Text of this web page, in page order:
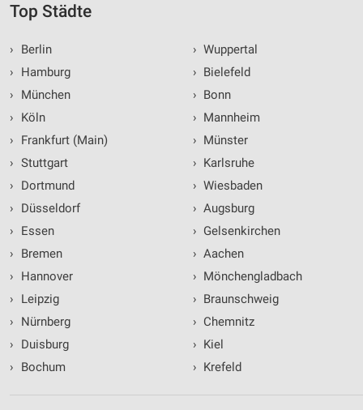
Top Städte
›
Berlin
›
Hamburg
›
München
›
Köln
›
Frankfurt (Main)
› Stuttgart
›
Dortmund
›
Düsseldorf
›
Essen
›
Bremen
›
Hannover
›
Leipzig
›
Nürnberg
›
Duisburg
›
Bochum
› Wuppertal
› Bielefeld
› Bonn
› Mannheim
› Münster
› Karlsruhe
› Wiesbaden
› Augsburg
› Gelsenkirchen
› Aachen
› Mönchengladbach
› Braunschweig
› Chemnitz
› Kiel
› Krefeld